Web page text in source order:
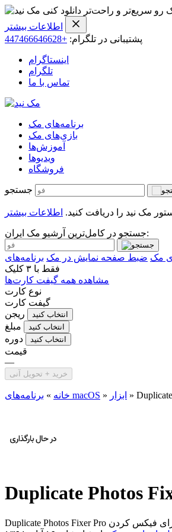
رو سریع‌تر و راحت‌تر دانلود کنی
اطلاعات بیشتر
پشتیبانی در تلگرام: +447466646628
اینستاگرام
تلگرام
تماس با ما
برنامه‌های مک
بازی‌های مک
آموزش‌ها
ویدیو‌ها
فروشگاه
جستجو
اطلاعات بیشتر
جستجو در کامل‌ترین آرشیو مک ایران:
مک ضبط صفحه نمایش در مک
فقط با ۳ کلیک
مشاهده همه گیفت کارت‌ها
نوع کارت
گیفت کارت
ریجن
انتخاب کنید
مبلغ انتخاب کنید
دوره انتخاب کنید
قیمت
—
خرید + تحویل آنی
خانه » برنامه‌های macOS » ابزار »
Duplicate Photos